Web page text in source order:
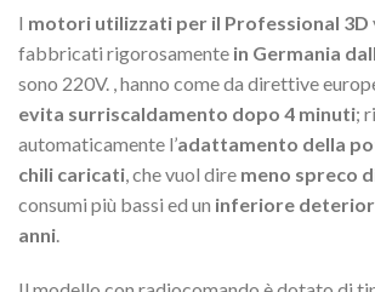
I motori utilizzati per il Professional 3D
fabbricati rigorosamente in Germania
sono 220V. , hanno come da direttive
evita surriscaldamento dopo 4 minuti;
automaticamente l’adattamento della
chili caricati, che vuol dire meno spreco
consumi più bassi ed un inferiore
anni.